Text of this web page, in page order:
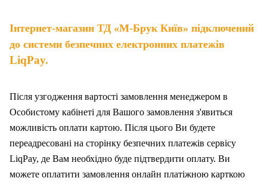
Інтернет-магазин ТД «М-Брук Київ» підключений
до системи безпечних електронних платежів
LiqPay.
Після узгодження вартості замовлення менеджером в
Особистому кабінеті для Вашого замовлення з'явиться
можливість оплати картою. Після цього Ви будете
переадресовані на сторінку безпечних платежів сервісу
LiqPay, де Вам необхідно буде підтвердити оплату. Ви
можете оплатити замовлення онлайн платіжною карткою